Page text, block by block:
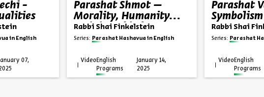
-
in English
January 07,
Parashat Shmot –
Morality, Humanity
and the Midwives
Rabbi Shai Finkelstein
Series: Parashat Hashavua in English
English
Programs
Video
January 14,
2025
Parashat
Rabbi Shai
Series: Parashat
English
Programs
Video